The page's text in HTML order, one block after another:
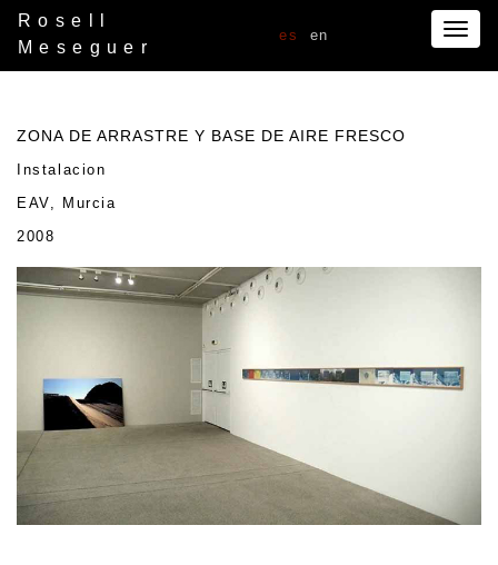
Rosell
Meseguer
es en
ZONA DE ARRASTRE Y BASE DE AIRE FRESCO
Instalacion
EAV, Murcia
2008